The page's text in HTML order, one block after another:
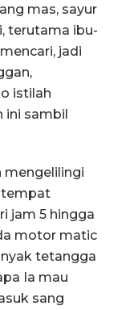
mas, sayur
terutama ibu-
jadi
istilah
ini sambil
mengelilingi
tempat
jam 5 hingga
motor matic
tetangga
Ia mau
sang